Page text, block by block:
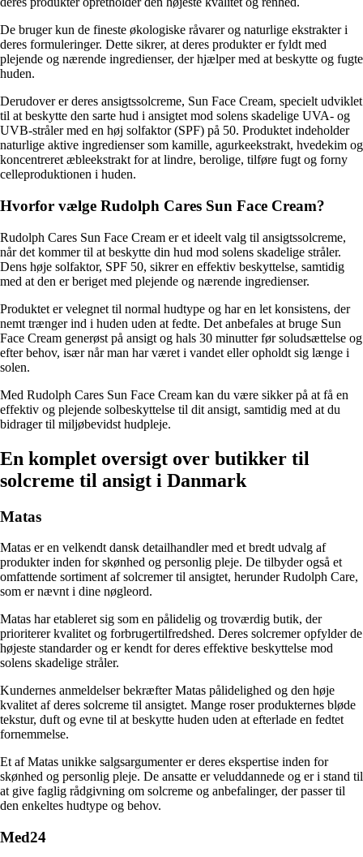
De bruger kun de fineste økologiske råvarer og naturlige ekstrakter i
deres formuleringer. Dette sikrer, at deres produkter er fyldt med
plejende og nærende ingredienser, der hjælper med at beskytte og fugte
huden.
Derudover er deres ansigtssolcreme, Sun Face Cream, specielt udviklet
til at beskytte den sarte hud i ansigtet mod solens skadelige UVA- og
UVB-stråler med en høj solfaktor (SPF) på 50. Produktet indeholder
naturlige aktive ingredienser som kamille, agurkeekstrakt, hvedekim og
koncentreret æbleekstrakt for at lindre, berolige, tilføre fugt og forny
celleproduktionen i huden.
Hvorfor vælge Rudolph Cares Sun Face Cream?
Rudolph Cares Sun Face Cream er et ideelt valg til ansigtssolcreme,
når det kommer til at beskytte din hud mod solens skadelige stråler.
Dens høje solfaktor, SPF 50, sikrer en effektiv beskyttelse, samtidig
med at den er beriget med plejende og nærende ingredienser.
Produktet er velegnet til normal hudtype og har en let konsistens, der
nemt trænger ind i huden uden at fedte. Det anbefales at bruge Sun
Face Cream generøst på ansigt og hals 30 minutter før soludsættelse og
efter behov, især når man har været i vandet eller opholdt sig længe i
solen.
Med Rudolph Cares Sun Face Cream kan du være sikker på at få en
effektiv og plejende solbeskyttelse til dit ansigt, samtidig med at du
bidrager til miljøbevidst hudpleje.
En komplet oversigt over butikker til
solcreme til ansigt i Danmark
Matas
Matas er en velkendt dansk detailhandler med et bredt udvalg af
produkter inden for skønhed og personlig pleje. De tilbyder også et
omfattende sortiment af solcremer til ansigtet, herunder Rudolph Care,
som er nævnt i dine nøgleord.
Matas har etableret sig som en pålidelig og troværdig butik, der
prioriterer kvalitet og forbrugertilfredshed. Deres solcremer opfylder de
højeste standarder og er kendt for deres effektive beskyttelse mod
solens skadelige stråler.
Kundernes anmeldelser bekræfter Matas pålidelighed og den høje
kvalitet af deres solcreme til ansigtet. Mange roser produkternes bløde
tekstur, duft og evne til at beskytte huden uden at efterlade en fedtet
fornemmelse.
Et af Matas unikke salgsargumenter er deres ekspertise inden for
skønhed og personlig pleje. De ansatte er veluddannede og er i stand til
at give faglig rådgivning om solcreme og anbefalinger, der passer til
den enkeltes hudtype og behov.
Med24